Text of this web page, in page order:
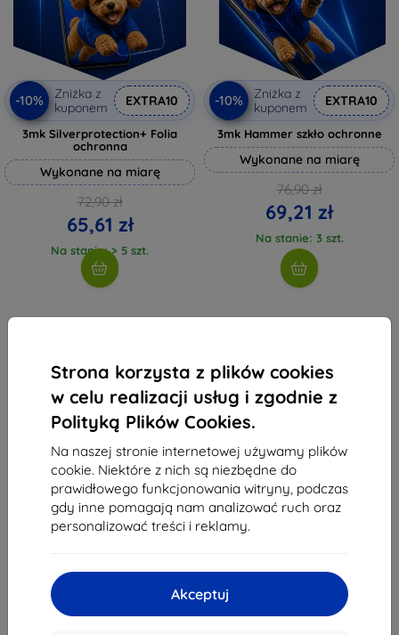
Strona korzysta z plików cookies
w celu realizacji usług i zgodnie z
Polityką Plików Cookies.
Na naszej stronie internetowej używamy plików
cookie. Niektóre z nich są niezbędne do
prawidłowego funkcjonowania witryny, podczas
gdy inne pomagają nam analizować ruch oraz
personalizować treści i reklamy.
Akceptuj
-10%
Zniżka z
kuponem
EXTRA10
3mk Silverprotection+ Folia
ochronna
Wykonane na miarę
72,90 zł
65,61 zł
Na stanie: > 5 szt.
-10%
Zniżka z
kuponem
EXTRA10
3mk Hammer szkło ochronne
Wykonane na miarę
76,90 zł
69,21 zł
Na stanie: 3 szt.
Shield-Sk s.r.o.
841 04 Bratislava
REGON:
SK2023549671